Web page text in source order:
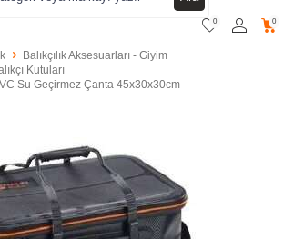
0 0
Balıkçılık Aksesuarları - Giyim
Kutuları
Su Geçirmez Çanta 45x30x30cm